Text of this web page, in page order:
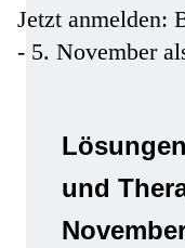
Innovationsfelder
Netzwerke
Jetzt anmelden:
- 5. November
und